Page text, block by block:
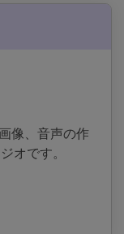
像、音声の作
オです。